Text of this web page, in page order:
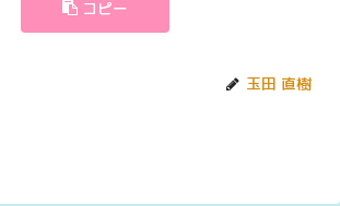
コピー
玉田 直樹